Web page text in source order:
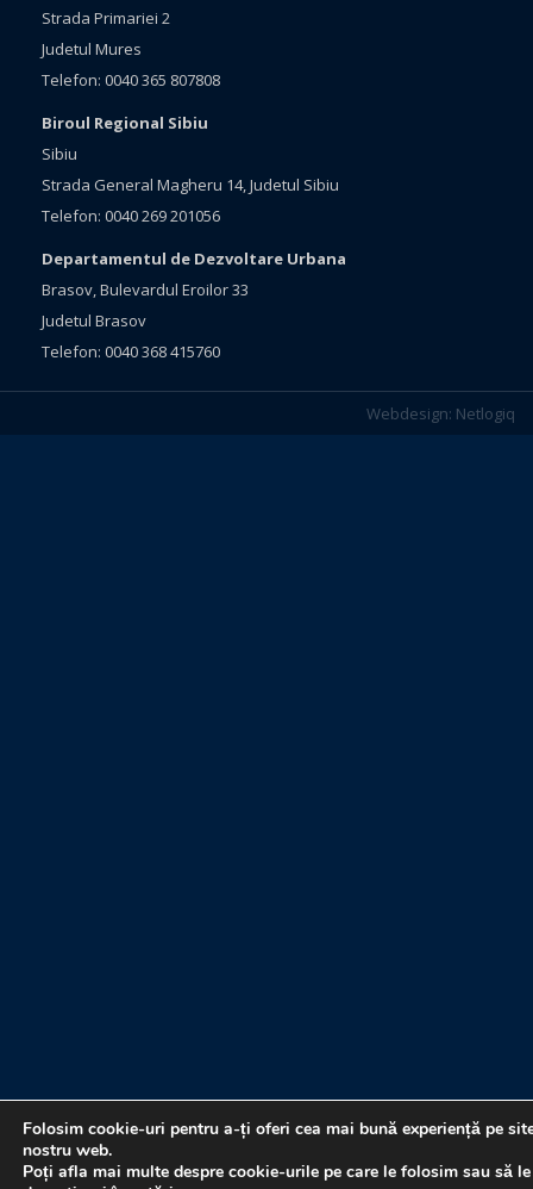
Strada Primariei 2
Judetul Mures
Telefon: 0040 365 807808
Biroul Regional Sibiu
Sibiu
Strada General Magheru 14, Judetul Sibiu
Telefon: 0040 269 201056
Departamentul de Dezvoltare Urbana
Brasov, Bulevardul Eroilor 33
Judetul Brasov
Telefon: 0040 368 415760
Webdesign: Netlogiq
Folosim cookie-uri pentru a-ți oferi cea mai bună experiență pe
nostru web.
Poți afla mai multe despre cookie-urile pe care le folosim sau să le